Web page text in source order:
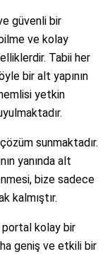
güvenli bir
ve kolay
Tabii her
bir alt yapının
yetkin
sunmaktadır.
yanında alt
bize sadece
kalmıştır.
kolay bir
geniş ve etkili bir